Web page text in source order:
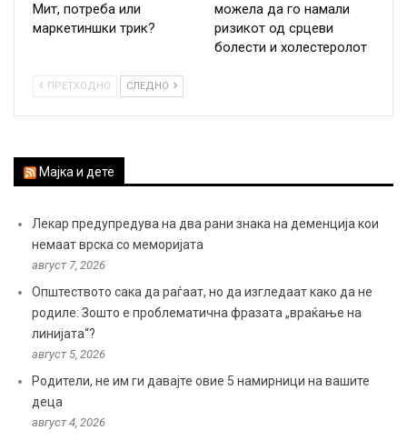
Мит, потреба или
маркетиншки трик?
можела да го намали
ризикот од срцеви
болести и холестеролот
ПРЕТХОДНО СЛЕДНО
Мајка и дете
Лекар предупредува на два рани знака на деменција кои
немаат врска со меморијата
август 7, 2026
Општеството сака да раѓаат, но да изгледаат како да не
родиле: Зошто е проблематична фразата „враќање на
линијата“?
август 5, 2026
Родители, не им ги давајте овие 5 намирници на вашите
деца
август 4, 2026